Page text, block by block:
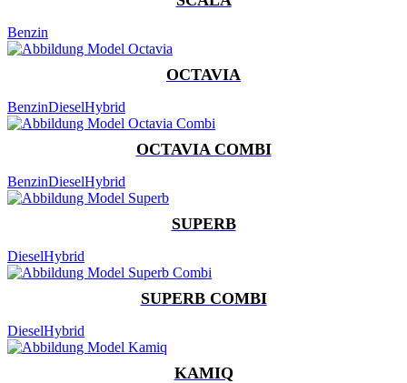
Benzin
OCTAVIA
BenzinDieselHybrid
OCTAVIA COMBI
BenzinDieselHybrid
SUPERB
DieselHybrid
SUPERB COMBI
DieselHybrid
KAMIQ